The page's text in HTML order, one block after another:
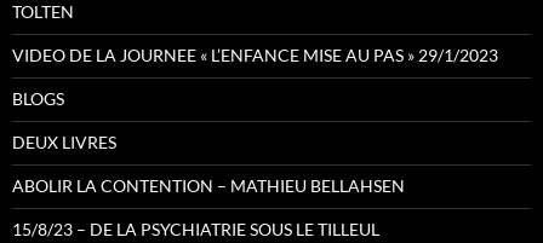
TOLTEN
VIDEO DE LA JOURNEE « L’ENFANCE MISE AU PAS » 29/1/2023
BLOGS
DEUX LIVRES
ABOLIR LA CONTENTION – MATHIEU BELLAHSEN
15/8/23 – DE LA PSYCHIATRIE SOUS LE TILLEUL